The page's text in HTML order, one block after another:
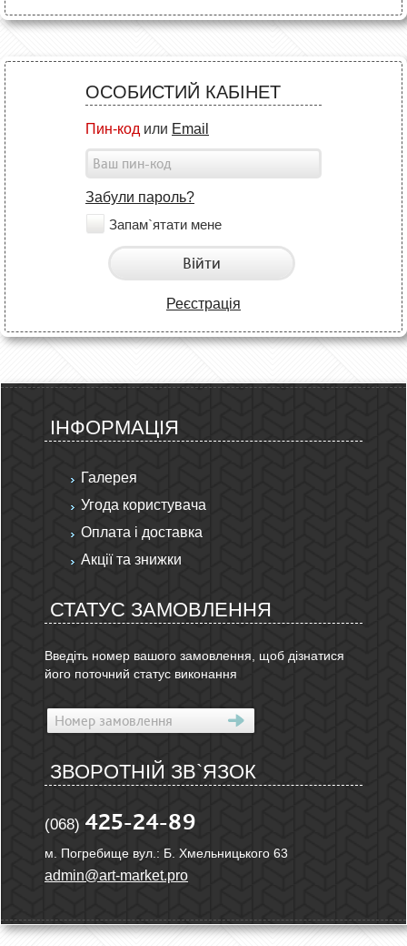
ОСОБИСТИЙ КАБІНЕТ
Пин-код или Email
Забули пароль?
Запам`ятати мене
Війти
Реєстрація
ІНФОРМАЦІЯ
Галерея
Угода користувача
Оплата і доставка
Акції та знижки
СТАТУС ЗАМОВЛЕННЯ
Введіть номер вашого замовлення, щоб дізнатися
його поточний статус виконання
ЗВОРОТНІЙ ЗВ`ЯЗОК
(068) 425-24-89
м. Погребище вул.: Б. Хмельницького 63
admin@art-market.pro